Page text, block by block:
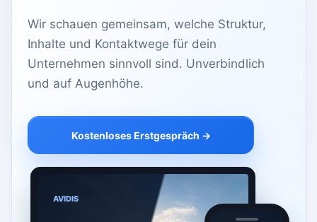
Wir schauen gemeinsam, welche Struktur,
Inhalte und Kontaktwege für dein
Unternehmen sinnvoll sind. Unverbindlich
und auf Augenhöhe.
Kostenloses Erstgespräch →
AVIDIS